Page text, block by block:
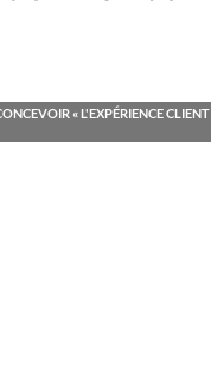
« L'EXPÉRIENCE CLIENT